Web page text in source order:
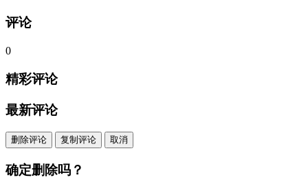
评论
0
精彩评论
最新评论
删除评论 复制评论 取消
确定删除吗？